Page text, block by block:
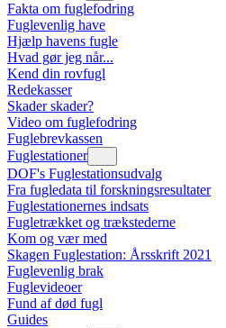
Fakta om fuglefodring
Fuglevenlig have
Hjælp havens fugle
Hvad gør jeg når...
Kend din rovfugl
Redekasser
Skader skader?
Video om fuglefodring
Fuglebrevkassen
Fuglestationer
DOF's Fuglestationsudvalg
Fra fugledata til forskningsresultater
Fuglestationernes indsats
Fugletrækket og trækstederne
Kom og vær med
Skagen Fuglestation: Årsskrift 2021
Fuglevenlig brak
Fuglevideoer
Fund af død fugl
Guides